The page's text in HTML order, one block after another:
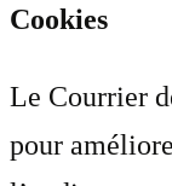
Cookies
Le Courrier
pour